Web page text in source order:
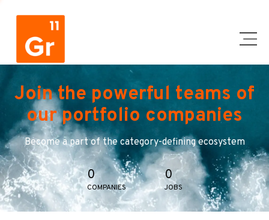
Join the powerful teams of
our portfolio companies
Become a part of the category-defining ecosystem
0
COMPANIES
0
JOBS